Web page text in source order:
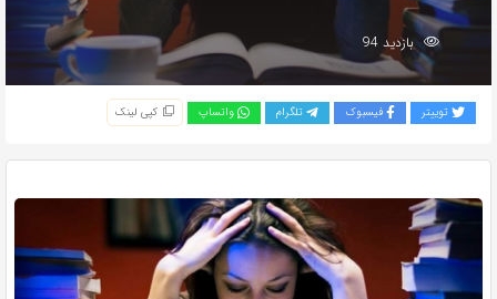
بازدید 94
توییتر فیسبوک تلگرام واتساپ کپی لینک